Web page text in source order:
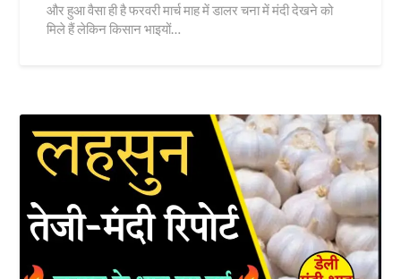
और हुआ वैसा ही है फरवरी मार्च माह में डालर चना में मंदी देखने को
मिले हैं लेकिन किसान भाइयों…